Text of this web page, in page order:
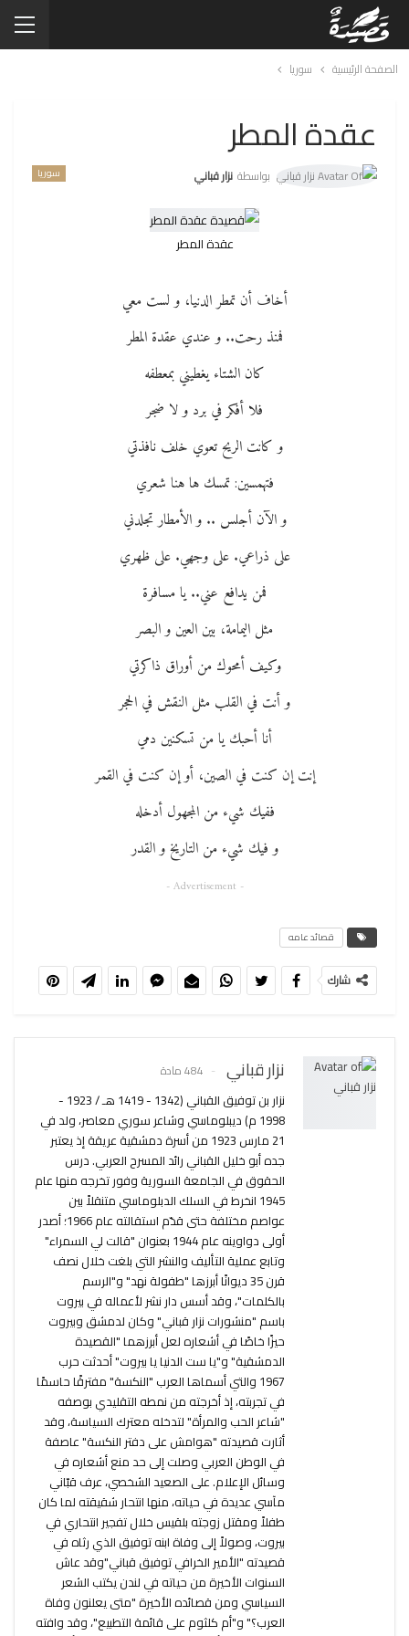
الصفحة الرئيسية سوريا
عقدة المطر
سوريا بواسطة نزار قباني
عقدة المطر
أخاف أن تمطر الدنيا، و لست معي
فمنذ رحت.. و عندي عقدة المطر
كان الشتاء يغطيني بمعطفه
فلا أفكر في برد و لا ضجر
و كانت الريح تعوي خلف نافذتي
فتهمسين: تمسك ها هنا شعري
و الآن أجلس .. و الأمطار تجلدني
على ذراعي. على وجهي. على ظهري
فمن يدافع عني.. يا مسافرة
مثل اليمامة، بين العين و البصر
وكيف أمحوك من أوراق ذاكرتي
و أنت في القلب مثل النقش في الحجر
أنا أحبك يا من تسكنين دمي
إنت إن كنت في الصين، أو إن كنت في القمر
ففيك شيء من المجهول أدخله
و فيك شيء من التاريخ و القدر
- Advertisement -
قصائد عامه
شارك
نزار قباني 484 مادة
نزار بن توفيق القباني (1342 - 1419 هـ / 1923 -
1998 م) ديبلوماسي وشاعر سوري معاصر، ولد في
21 مارس 1923 من أسرة دمشقية عريقة إذ يعتبر
جده أبو خليل القباني رائد المسرح العربي. درس
الحقوق في الجامعة السورية وفور تخرجه منها عام
1945 انخرط في السلك الدبلوماسي متنقلاً بين
عواصم مختلفة حتى قدّم استقالته عام 1966؛ أصدر
أولى دواوينه عام 1944 بعنوان "قالت لي السمراء"
وتابع عملية التأليف والنشر التي بلغت خلال نصف
قرن 35 ديوانًا أبرزها "طفولة نهد" و"الرسم
بالكلمات"، وقد أسس دار نشر لأعماله في بيروت
باسم "منشورات نزار قباني" وكان لدمشق وبيروت
حيزًا خاصًا في أشعاره لعل أبرزهما "القصيدة
الدمشقية" و"يا ست الدنيا يا بيروت" أحدثت حرب
1967 والتي أسماها العرب "النكسة" مفترقًا حاسمًا
في تجربته، إذ أخرجته من نمطه التقليدي بوصفه
"شاعر الحب والمرأة" لتدخله معترك السياسة، وقد
أثارت قصيدته "هوامش على دفتر النكسة" عاصفة
في الوطن العربي وصلت إلى حد منع أشعاره في
وسائل الإعلام. على الصعيد الشخصي، عرف قبّاني
مآسي عديدة في حياته، منها انتحار شقيقته لما كان
طفلاً ومقتل زوجته بلقيس خلال تفجير انتحاري في
بيروت، وصولاً إلى وفاة ابنه توفيق الذي رثاه في
قصيدته "الأمير الخرافي توفيق قباني"وقد عاش
السنوات الأخيرة من حياته في لندن يكتب الشعر
السياسي ومن قصائده الأخيرة "متى يعلنون وفاة
العرب؟" و"أم كلثوم على قائمة التطبيع"، وقد وافته